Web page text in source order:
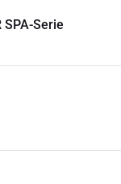
SPA-Serie